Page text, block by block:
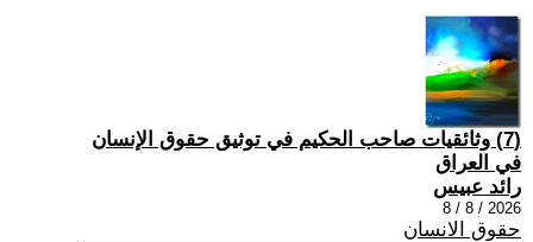
(7) وثائقيات صاحب الحكيم في توثيق حقوق الإنسان
في العراق
رائد عبيس
2026 / 8 / 8
حقوق الانسان